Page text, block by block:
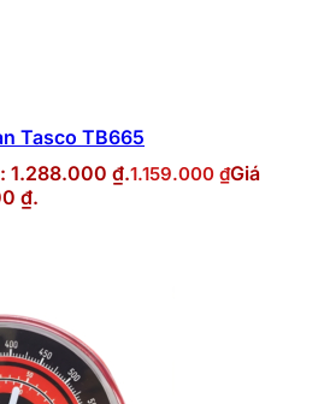
Tasco TB665
1.288.000 ₫.1.159.000 ₫Giá
₫.